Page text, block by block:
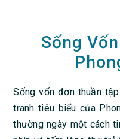
Sống
Sống vốn đơn thuần
tranh tiêu biểu của
thường ngày một cách